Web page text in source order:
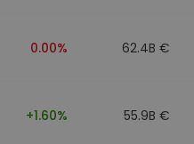
0.00% 62.4B €
+1.60% 55.9B €